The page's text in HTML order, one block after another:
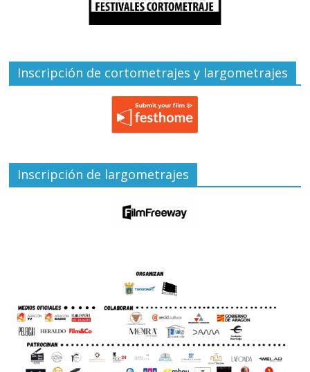
Inscripción de cortometrajes y largometrajes
Inscripción de largometrajes